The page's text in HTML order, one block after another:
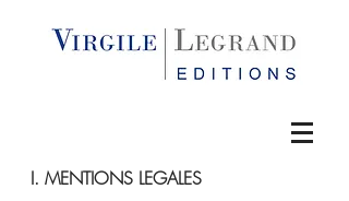
I. MENTIONS LEGALES